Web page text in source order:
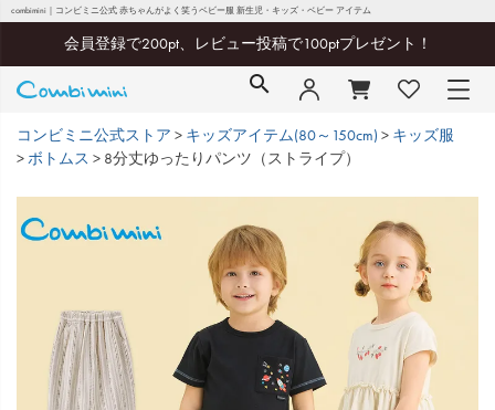
combimini｜コンビミニ公式 赤ちゃんがよく笑うベビー服 新生児・キッズ・ベビー アイテム
会員登録で200pt、レビュー投稿で100ptプレゼント！
コンビミニ公式ストア キッズアイテム(80～150cm)
キッズ服
ボトムス
8分丈ゆったりパンツ（ストライプ）